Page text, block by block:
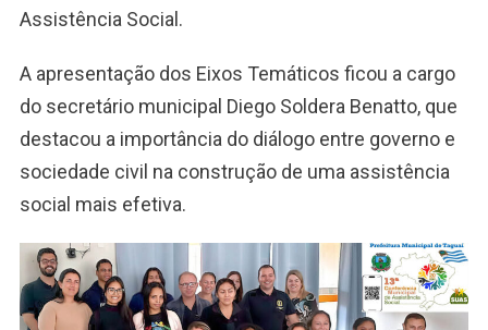
Assistência Social.
A apresentação dos Eixos Temáticos ficou a cargo
do secretário municipal Diego Soldera Benatto, que
destacou a importância do diálogo entre governo e
sociedade civil na construção de uma assistência
social mais efetiva.